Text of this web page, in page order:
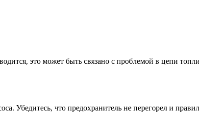
это может быть связано с проблемой в цепи
Убедитесь, что предохранитель не перегорел и